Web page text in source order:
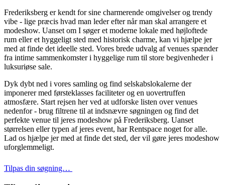
Frederiksberg er kendt for sine charmerende omgivelser og trendy
vibe - lige præcis hvad man leder efter når man skal arrangere et
modeshow. Uanset om I søger et moderne lokale med højloftede
rum eller et hyggeligt sted med historisk charme, kan vi hjælpe jer
med at finde det ideelle sted. Vores brede udvalg af venues spænder
fra intime sammenkomster i hyggelige rum til store begivenheder i
luksuriøse sale.
Dyk dybt ned i vores samling og find selskabslokalerne der
imponerer med førsteklasses faciliteter og en uovertruffen
atmosfære. Start rejsen her ved at udforske listen over venues
nedenfor - brug filtrene til at indsnævre søgningen og find det
perfekte venue til jeres modeshow på Frederiksberg. Uanset
størrelsen eller typen af jeres event, har Rentspace noget for alle.
Lad os hjælpe jer med at finde det sted, der vil gøre jeres modeshow
uforglemmeligt.
Tilpas din søgning…